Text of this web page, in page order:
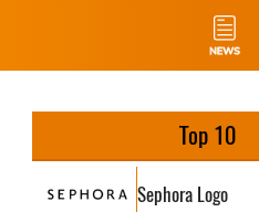
Top 10
Sephora Logo